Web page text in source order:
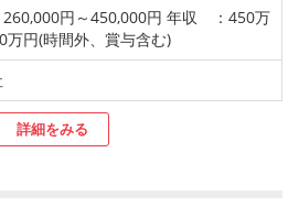
260,000円～450,000円 年収 ：450万
万円(時間外、賞与含む)
詳細をみる